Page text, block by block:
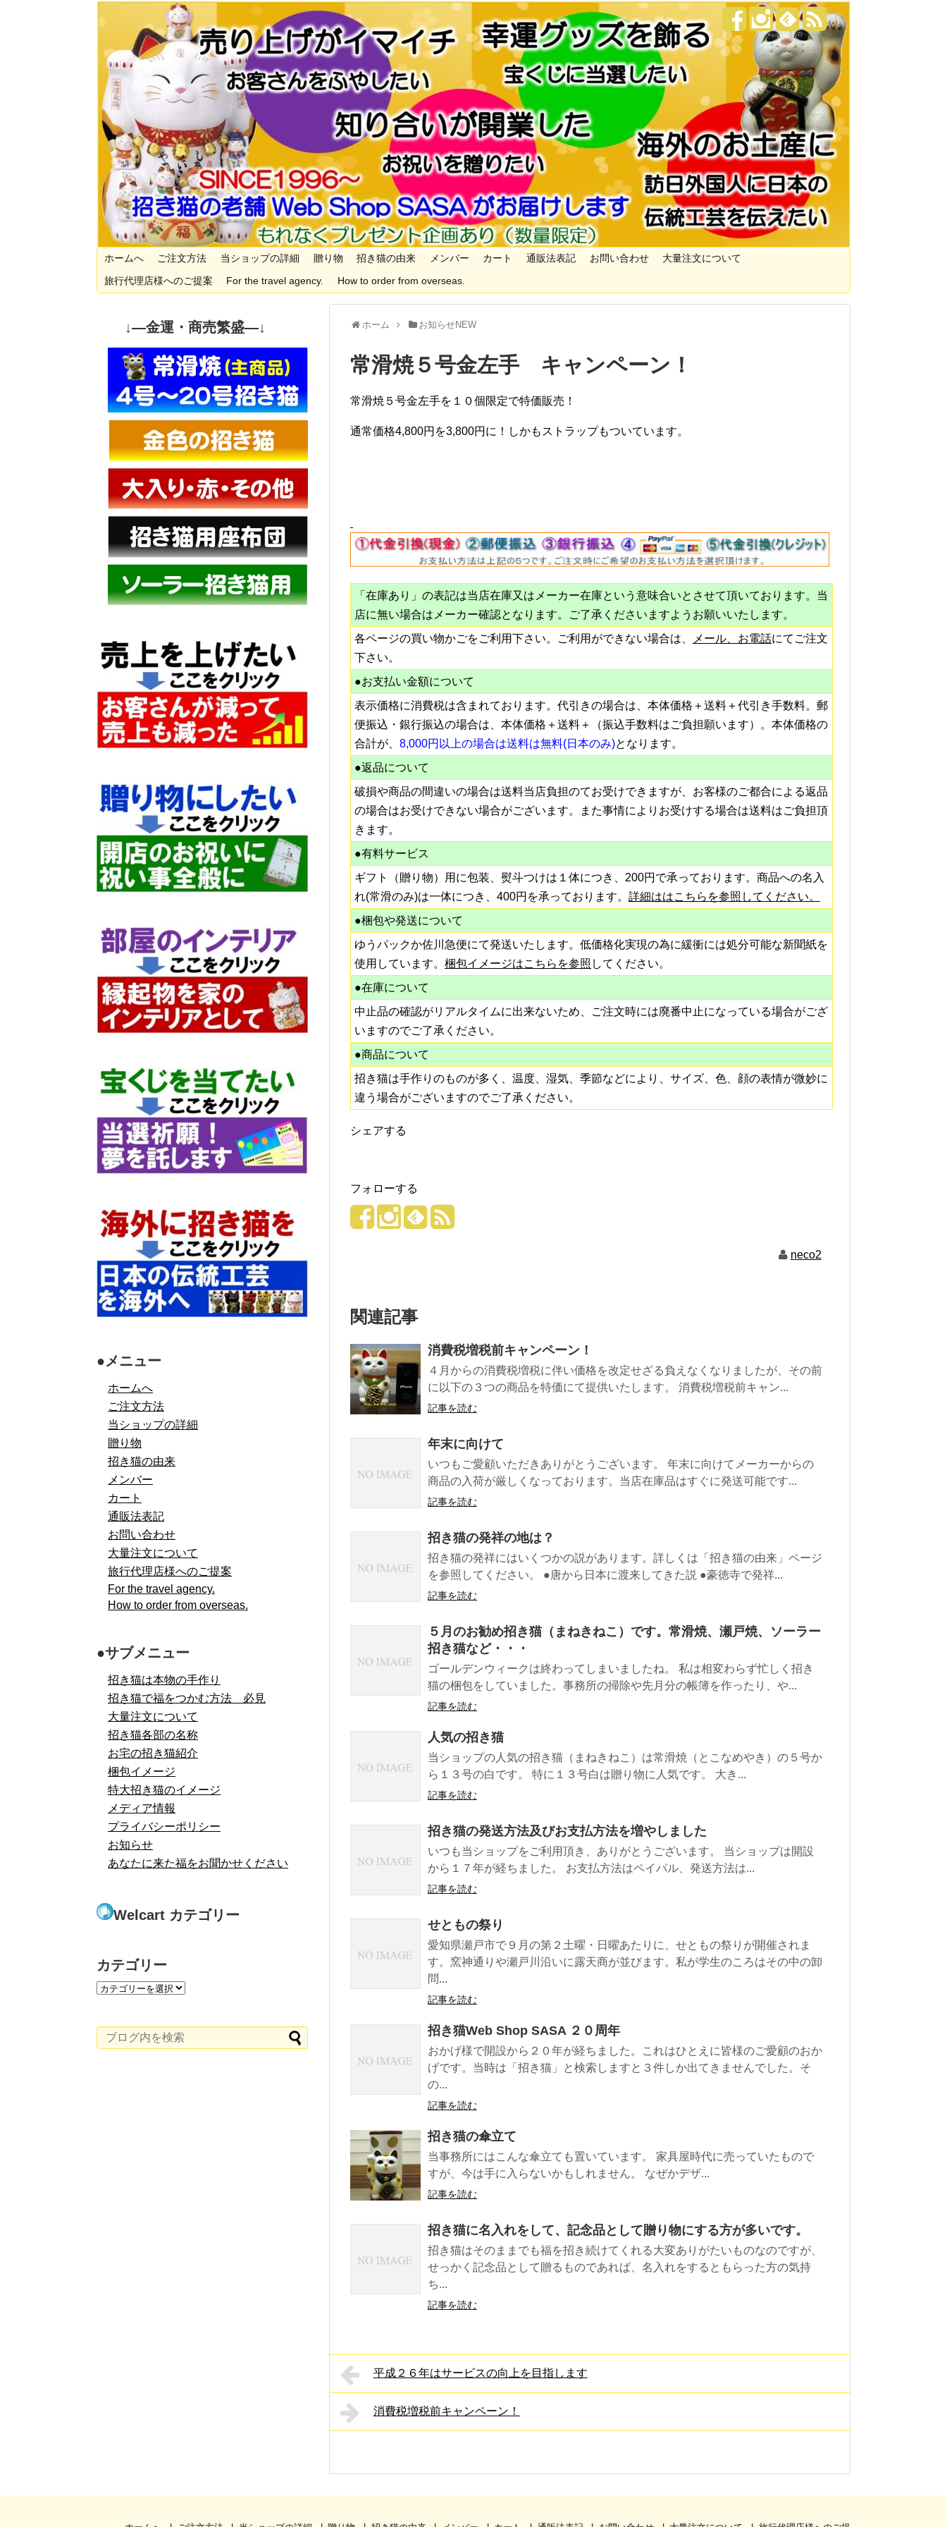
ホームへ ご注文方法 当ショップの詳細 贈り物 招き猫の由来 メンバー カート 通販法表記 お問い合わせ
大量注文について
旅行代理店様へのご提案
For the travel agency. How to order from overseas.
ホーム お知らせNEW
常滑焼５号金左手 キャンペーン！
常滑焼５号金左手を１０個限定で特価販売！
通常価格4,800円を3,800円に！しかもストラップもついています。
「在庫あり」の表記は当店在庫又はメーカー在庫という意味合いとさせて頂いております。当
店に無い場合はメーカー確認となります。ご了承くださいますようお願いいたします。
各ページの買い物かごをご利用下さい。ご利用ができない場合は、
メール、お電話にてご注文
下さい。
●お支払い金額について
表示価格に消費税は含まれております。代引きの場合は、本体価格＋送料＋代引き手数料。郵
便振込・銀行振込の場合は、本体価格＋送料＋（振込手数料はご負担願います）。本体価格の
合計が、 8,000円以上の場合は送料は無料(日本のみ)となります。
●返品について
破損や商品の間違いの場合は送料当店負担のてお受けできますが、お客様のご都合による返品
の場合はお受けできない場合がございます。また事情によりお受けする場合は送料はご負担頂
きます。
●有料サービス
ギフト（贈り物）用に包装、熨斗つけは１体につき、200円で承っております。商品への名入
れ(常滑のみ)は一体につき、400円を承っております。 詳細ははこちらを参照してください。
●梱包や発送について
ゆうパックか佐川急便にて発送いたします。低価格化実現の為に緩衝には処分可能な新聞紙を
使用しています。 梱包イメージはこちらを参照 してください。
●在庫について
中止品の確認がリアルタイムに出来ないため、ご注文時には廃番中止になっている場合がござ
いますのでご了承ください。
●商品について
招き猫は手作りのものが多く、温度、湿気、季節などにより、サイズ、色、顔の表情が微妙に
違う場合がございますのでご了承ください。
シェアする
フォローする
neco2
関連記事
消費税増税前キャンペーン！
４月からの消費税増税に伴い価格を改定せざる負えなくなりましたが、その前
に以下の３つの商品を特価にて提供いたします。 消費税増税前キャン...
記事を読む
年末に向けて
いつもご愛顧いただきありがとうございます。 年末に向けてメーカーからの
商品の入荷が厳しくなっております。当店在庫品はすぐに発送可能です...
記事を読む
招き猫の発祥の地は？
招き猫の発祥にはいくつかの説があります。詳しくは「招き猫の由来」ページ
を参照してください。 ●唐から日本に渡来してきた説 ●豪徳寺で発祥...
記事を読む
５月のお勧め招き猫（まねきねこ）です。常滑焼、瀬戸焼、ソーラー
招き猫など・・・
ゴールデンウィークは終わってしまいましたね。 私は相変わらず忙しく招き
猫の梱包をしていました。事務所の掃除や先月分の帳簿を作ったり、や...
記事を読む
人気の招き猫
当ショップの人気の招き猫（まねきねこ）は常滑焼（とこなめやき）の５号か
ら１３号の白です。 特に１３号白は贈り物に人気です。 大き...
記事を読む
招き猫の発送方法及びお支払方法を増やしました
いつも当ショップをご利用頂き、ありがとうございます。 当ショップは開設
から１７年が経ちました。 お支払方法はペイパル、発送方法は...
記事を読む
せともの祭り
愛知県瀬戸市で９月の第２土曜・日曜あたりに、せともの祭りが開催されま
す。窯神通りや瀬戸川沿いに露天商が並びます。私が学生のころはその中の卸
問...
記事を読む
招き猫Web Shop SASA ２０周年
おかげ様で開設から２０年が経ちました。これはひとえに皆様のご愛顧のおか
げです。当時は「招き猫」と検索しますと３件しか出てきませんでした。そ
の...
記事を読む
招き猫の傘立て
当事務所にはこんな傘立ても置いています。 家具屋時代に売っていたもので
すが、今は手に入らないかもしれません。 なぜかデザ...
記事を読む
招き猫に名入れをして、記念品として贈り物にする方が多いです。
招き猫はそのままでも福を招き続けてくれる大変ありがたいものなのですが、
せっかく記念品として贈るものであれば、名入れをするともらった方の気持
ち...
記事を読む
平成２６年はサービスの向上を目指します
消費税増税前キャンペーン！
↓—金運・商売繁盛—↓
●メニュー
ホームへ
ご注文方法
当ショップの詳細
贈り物
招き猫の由来
メンバー
カート
通販法表記
お問い合わせ
大量注文について
旅行代理店様へのご提案
For the travel agency.
How to order from overseas.
●サブメニュー
招き猫は本物の手作り
招き猫で福をつかむ方法 必見
大量注文について
招き猫各部の名称
お宅の招き猫紹介
梱包イメージ
特大招き猫のイメージ
メディア情報
プライバシーポリシー
お知らせ
あなたに来た福をお聞かせください
Welcart カテゴリー
カテゴリー